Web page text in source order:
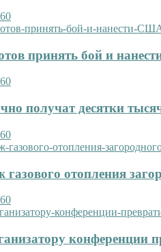
0
принять бой и
0
получат десятки
0
отопления
0
конференции